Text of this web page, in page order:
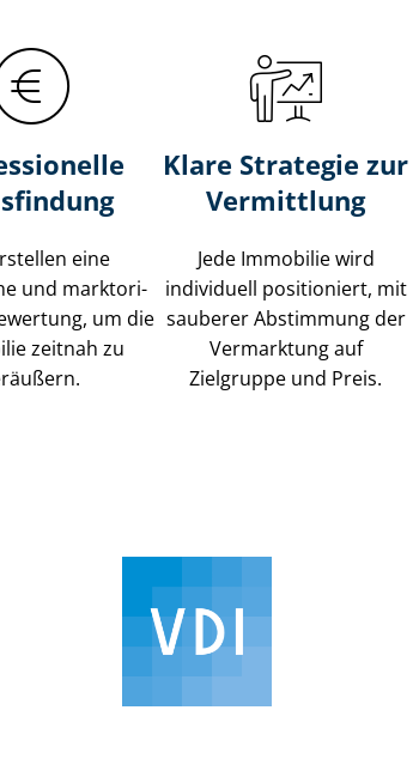
eine
und markt­ori­
um die
zeitnah zu
Klare Strategie zur
Vermittlung
Jede Immobilie wird
individuell positioniert, mit
sauberer Abstimmung der
Vermarktung auf
Zielgruppe und Preis.